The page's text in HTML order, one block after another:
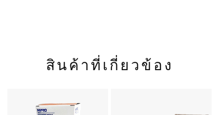
สินค้าที่เกี่ยวข้อง